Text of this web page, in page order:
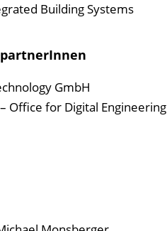
Building Systems
GmbH
Office for Digital Engineering